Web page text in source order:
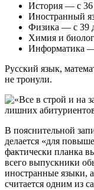
История — с 36
Иностранный
Физика — с 39
Химия и
Информатика —
Русский язык,
не тронули.
В пояснительной
делается «для
фактически планка
всего выпускники
иностранные языки,
считается одним из